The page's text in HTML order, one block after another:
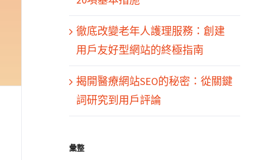
徹底改變老年人護理服務：創建
用戶友好型網站的終極指南
揭開醫療網站SEO的秘密：從關鍵
詞研究到用戶評論
彙整